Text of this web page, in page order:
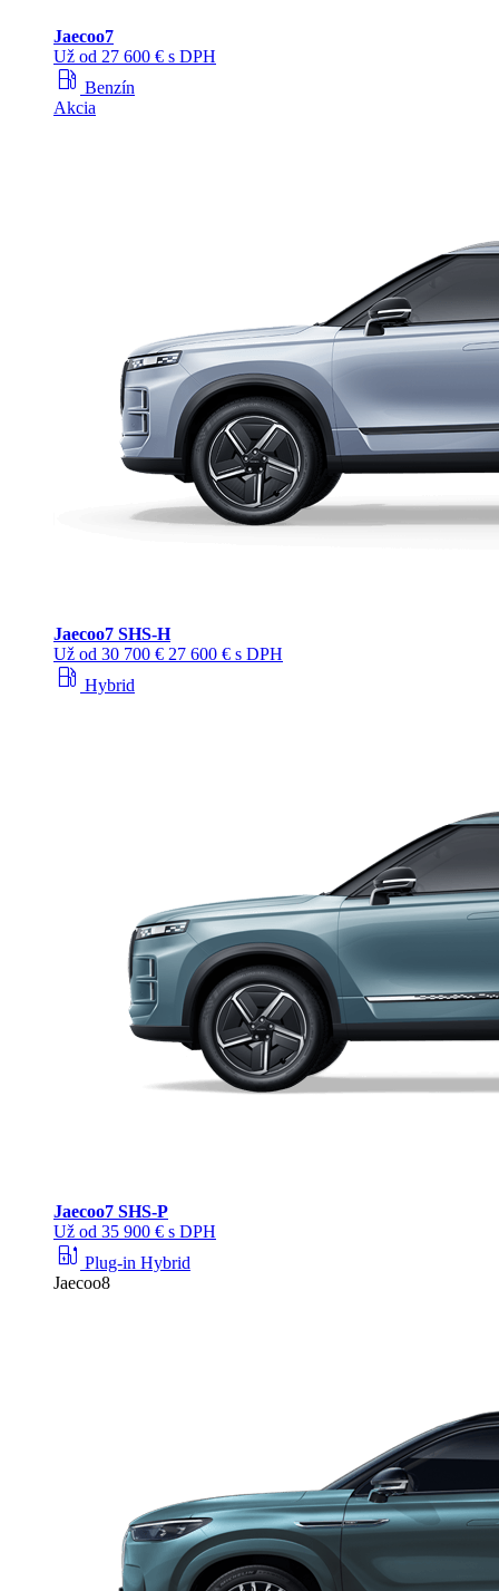
Jaecoo7
Už od 27 600 € s DPH
local_gas_station Benzín
Akcia
Jaecoo7 SHS-H
Už od 30 700 € 27 600 € s DPH
local_gas_station Hybrid
Jaecoo7 SHS-P
Už od 35 900 € s DPH
ev_station Plug-in Hybrid
Jaecoo8